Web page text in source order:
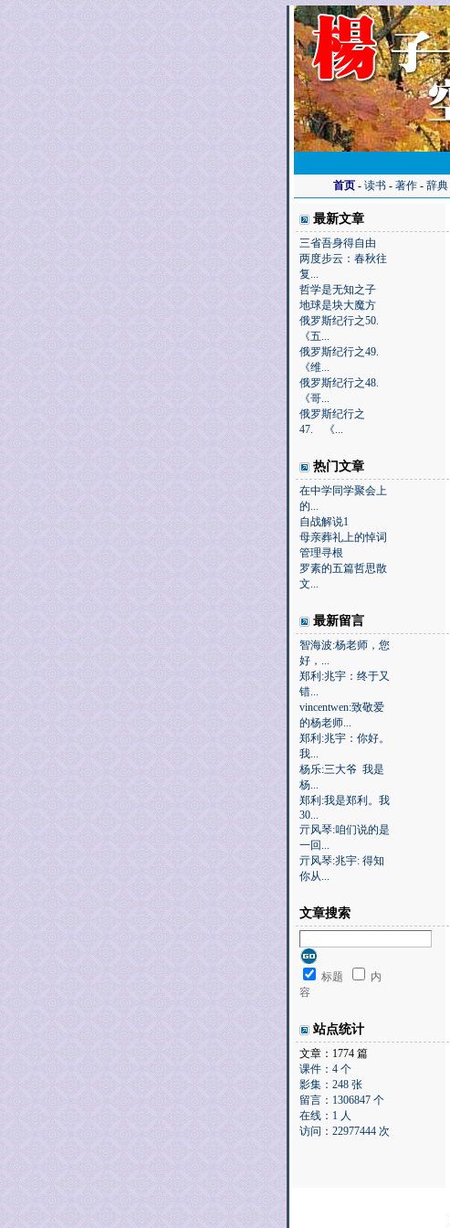
首页 - 读书 - 著作 - 辞典
最新文章
三省吾身得自由
两度步云：春秋往
复...
哲学是无知之子
地球是块大魔方
俄罗斯纪行之50.
《五...
俄罗斯纪行之49.
《维...
俄罗斯纪行之48.
《哥...
俄罗斯纪行之
47. 《...
热门文章
在中学同学聚会上
的...
自战解说1
母亲葬礼上的悼词
管理寻根
罗素的五篇哲思散
文...
最新留言
智海波:杨老师，您
好，...
郑利:兆宇：终于又
错...
vincentwen:致敬爱
的杨老师...
郑利:兆宇：你好。
我...
杨乐:三大爷 我是
杨...
郑利:我是郑利。我
30...
亓风琴:咱们说的是
一回...
亓风琴:兆宇: 得知
你从...
文章搜索
标题
内
容
站点统计
文章：1774 篇
课件：4 个
影集：248 张
留言：1306847 个
在线：1 人
访问：22977444 次